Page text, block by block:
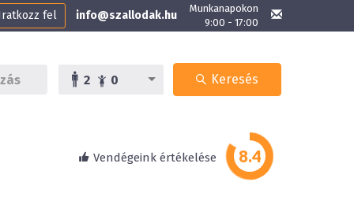
fel info@szallodak.hu
Munkanapokon
9:00 - 17:00
2 0 Keresés
Vendégeink értékelése